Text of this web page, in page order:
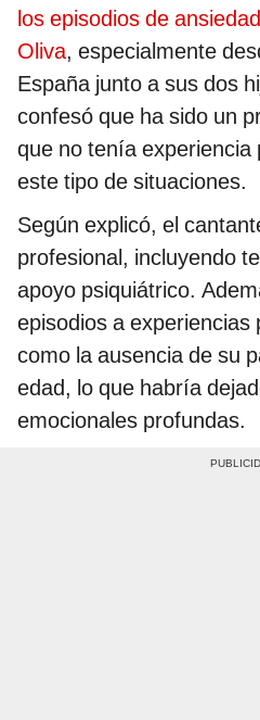
los episodios de
Oliva, especialmente
España junto a sus dos
confesó que ha sido un
que no tenía experiencia
este tipo de situaciones.
Según explicó, el
profesional, incluyendo
apoyo psiquiátrico.
episodios a experiencias
como la ausencia de su
edad, lo que habría
emocionales profundas.